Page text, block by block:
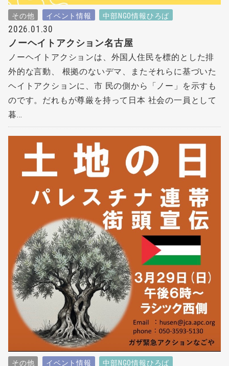
その他 イベント情報 中部NGO情報ひろば
2026.01.30
ノーヘイトアクション名古屋
ノーヘイトアクションは、外国人住民を標的とした排
外的な言動、 根拠のないデマ、またそれらに基づいた
ヘイトアクションに、市 民の側から「ノー」を示すも
のです。だれもが尊厳を持って日本 社会の一員として
暮...
その他 イベント情報 中部NGO情報ひろば